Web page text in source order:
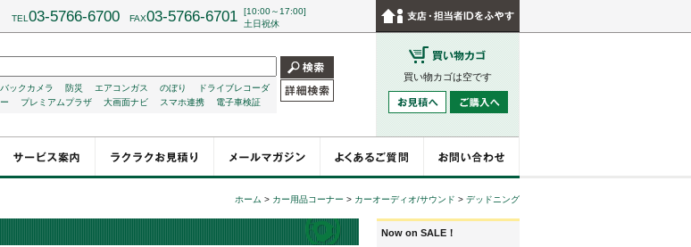
TEL 03-5766-6700 FAX03-5766-6701
[10:00～17:00]
土日祝休
バックカメラ 防災 エアコンガス のぼり
ドライブレコーダ
ー
プレミアムプラザ 大画面ナビ スマホ連携 電子車検証
買い物カゴは空です
ホーム > カー用品コーナー > カーオーディオ/サウンド > デッドニング
Now on SALE！